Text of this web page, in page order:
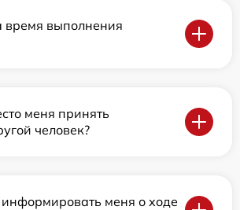
время выполнения
меня принять
человек?
меня о ходе